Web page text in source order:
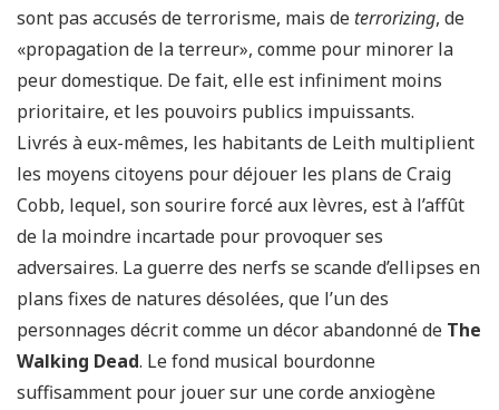
sont pas accusés de terrorisme, mais de terrorizing, de
«propagation de la terreur», comme pour minorer la
peur domestique. De fait, elle est infiniment moins
prioritaire, et les pouvoirs publics impuissants.
Livrés à eux-mêmes, les habitants de Leith multiplient
les moyens citoyens pour déjouer les plans de Craig
Cobb, lequel, son sourire forcé aux lèvres, est à l’affût
de la moindre incartade pour provoquer ses
adversaires. La guerre des nerfs se scande d’ellipses en
plans fixes de natures désolées, que l’un des
personnages décrit comme un décor abandonné de The
Walking Dead. Le fond musical bourdonne
suffisamment pour jouer sur une corde anxiogène